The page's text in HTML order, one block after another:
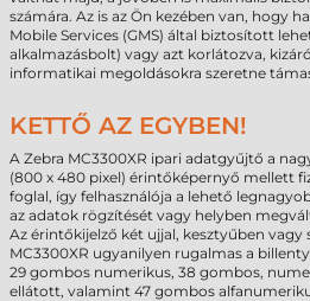
számára. Az is az Ön kezében van, hogy
Mobile Services (GMS) által biztosított
alkalmazásbolt) vagy azt korlátozva,
informatikai megoldásokra szeretne
KETTŐ AZ EGYBEN!
A Zebra MC3300XR ipari adatgyűjtő a
(800 x 480 pixel) érintőképernyő mellett
foglal, így felhasználója a lehető
az adatok rögzítését vagy helyben
Az érintőkijelző két ujjal, kesztyűben vagy
MC3300XR ugyanilyen rugalmas a
29 gombos numerikus, 38 gombos,
ellátott, valamint 47 gombos